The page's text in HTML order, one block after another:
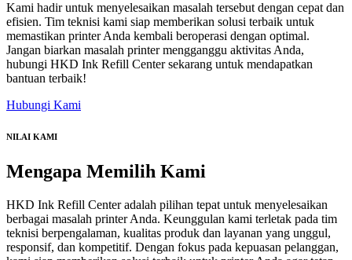
Kami hadir untuk menyelesaikan masalah tersebut dengan cepat dan
efisien. Tim teknisi kami siap memberikan solusi terbaik untuk
memastikan printer Anda kembali beroperasi dengan optimal.
Jangan biarkan masalah printer mengganggu aktivitas Anda,
hubungi HKD Ink Refill Center sekarang untuk mendapatkan
bantuan terbaik!
Hubungi Kami
NILAI KAMI
Mengapa Memilih Kami
HKD Ink Refill Center adalah pilihan tepat untuk menyelesaikan
berbagai masalah printer Anda. Keunggulan kami terletak pada tim
teknisi berpengalaman, kualitas produk dan layanan yang unggul,
responsif, dan kompetitif. Dengan fokus pada kepuasan pelanggan,